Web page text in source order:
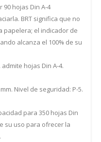
hojas Din A-4
BRT significa que no
papelera; el indicador de
alcanza el 100% de su
hojas Din A-4.
Nivel de seguridad: P-5.
para 350 hojas Din
su uso para ofrecer la